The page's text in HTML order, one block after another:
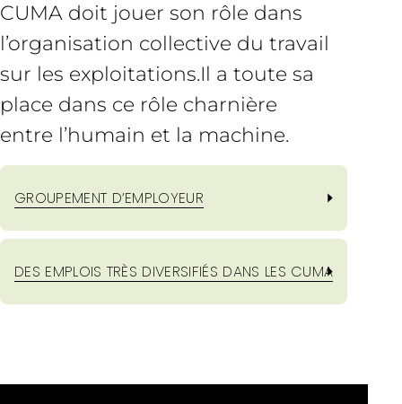
CUMA doit jouer son rôle dans
l’organisation collective du travail
sur les exploitations.Il a toute sa
place dans ce rôle charnière
entre l’humain et la machine.
GROUPEMENT D’EMPLOYEUR
DES EMPLOIS TRÈS DIVERSIFIÉS DANS LES CUMA